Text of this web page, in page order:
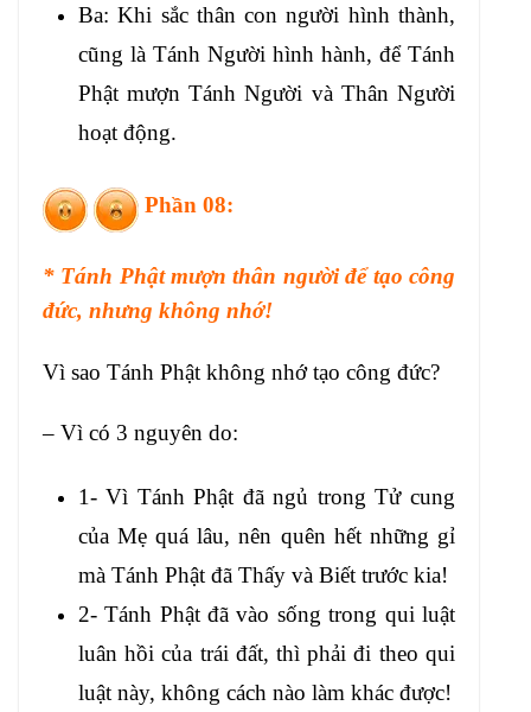
Ba: Khi sắc thân con người hình thành,
cũng là Tánh Người hình hành, để Tánh
Phật mượn Tánh Người và Thân Người
hoạt động.
Phần 08:
* Tánh Phật mượn thân người để tạo công
đức, nhưng không nhớ!
Vì sao Tánh Phật không nhớ tạo công đức?
– Vì có 3 nguyên do:
1- Vì Tánh Phật đã ngủ trong Tử cung
của Mẹ quá lâu, nên quên hết những gỉ
mà Tánh Phật đã Thấy và Biết trước kia!
2- Tánh Phật đã vào sống trong qui luật
luân hồi của trái đất, thì phải đi theo qui
luật này, không cách nào làm khác được!